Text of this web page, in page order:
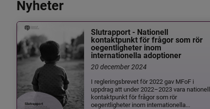
Nyheter
Slutrapport - Nationell
kontaktpunkt för frågor som rör
oegentligheter inom
internationella adoptioner
20 december 2024
I regleringsbrevet för 2022 gav MFoF i
uppdrag att under 2022–2023 vara nationell
kontaktpunkt för frågor som rör
oegentligheter inom internationella...